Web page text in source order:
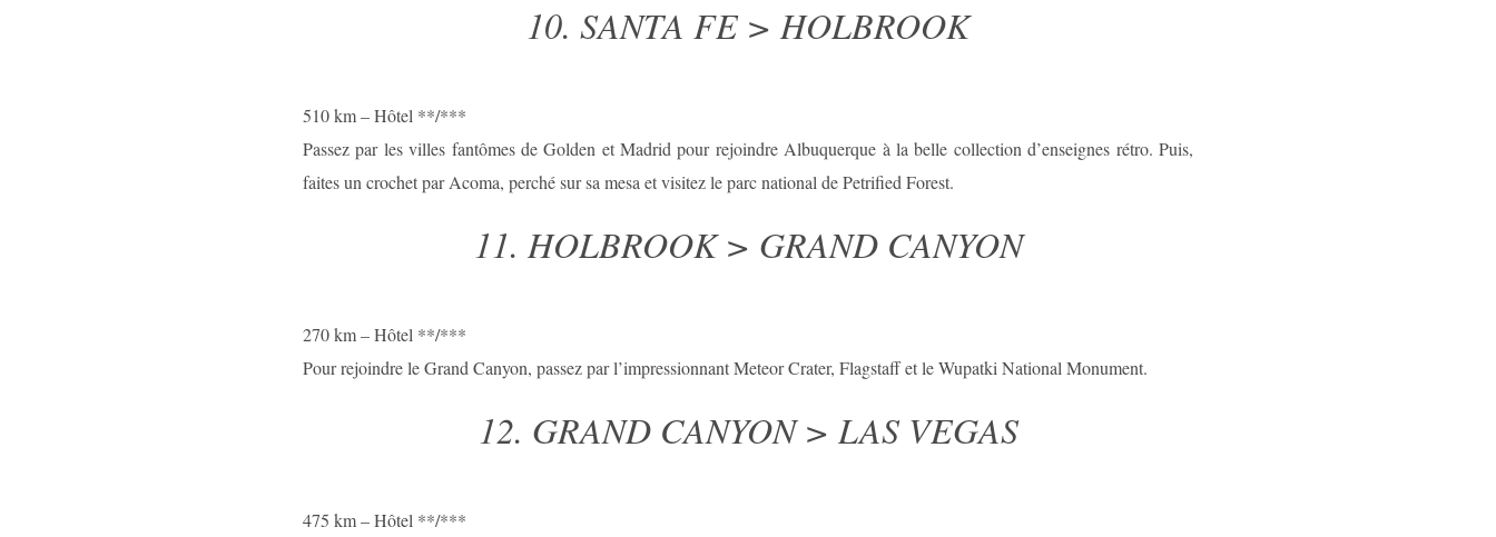
10. SANTA FE > HOLBROOK
510 km – Hôtel **/***
Passez par les villes fantômes de Golden et Madrid pour rejoindre Albuquerque à la belle collection d’enseignes rétro. Puis,
faites un crochet par Acoma, perché sur sa mesa et visitez le parc national de Petrified Forest.
11. HOLBROOK > GRAND CANYON
270 km – Hôtel **/***
Pour rejoindre le Grand Canyon, passez par l’impressionnant Meteor Crater, Flagstaff et le Wupatki National Monument.
12. GRAND CANYON > LAS VEGAS
475 km – Hôtel **/***